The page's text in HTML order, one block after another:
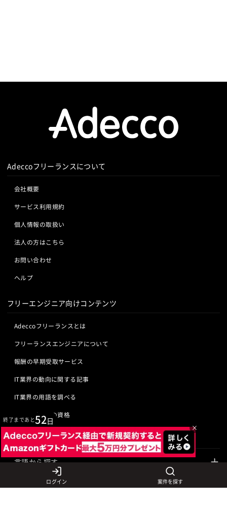
Adeccoフリーランスについて
会社概要
サービス利用規約
個人情報の取扱い
法人の方はこちら
お問い合わせ
ヘルプ
フリーエンジニア向けコンテンツ
Adeccoフリーランスとは
フリーランスエンジニアについて
報酬の早期受取サービス
IT業界の動向に関する記事
IT業界の用語を調べる
ITエンジニアの資格
クリエイターの資格
言語から探す
Javaの求人
ITエンジニアの仕事
ログイン 案件を探す
×
終了まであと52日